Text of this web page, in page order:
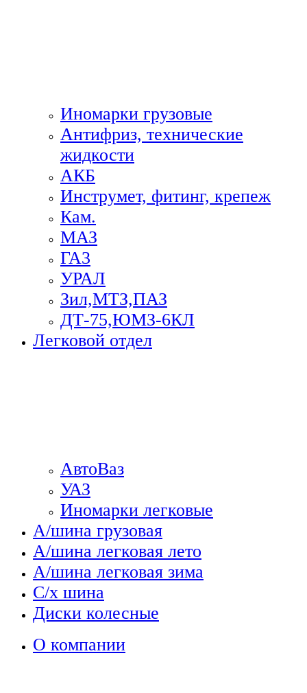
Иномарки грузовые
Антифриз, технические
жидкости
АКБ
Инструмет, фитинг, крепеж
Кам.
МАЗ
ГА3
УРАЛ
Зил,МТЗ,ПАЗ
ДТ-75,ЮМЗ-6КЛ
Легковой отдел
АвтоВаз
УАЗ
Иномарки легковые
А/шина грузовая
А/шина легковая лето
А/шина легковая зима
С/х шина
Диски колесные
О компании